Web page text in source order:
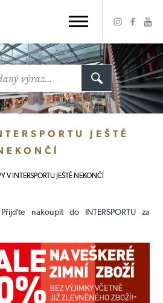
JEŠTĚ
V INTERSPORTU JEŠTĚ NEKONČÍ
nakoupit do INTERSPORTU za